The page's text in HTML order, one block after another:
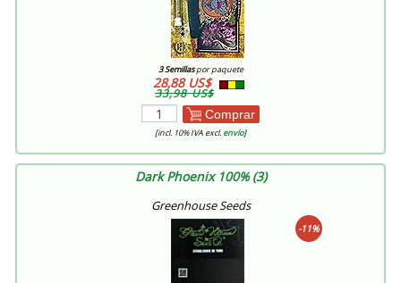
3 Semillaspor paquete
28,88 US$
33,98 US$
Comprar
[incl. 10% IVA excl. envío]
Dark Phoenix 100% (3)
Greenhouse Seeds
-11%